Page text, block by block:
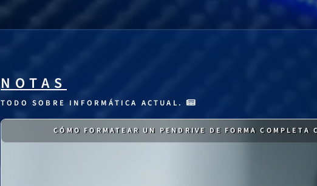
NOTAS
TODO SOBRE INFORMÁTICA ACTUAL.
CÓMO FORMATEAR UN PENDRIVE DE FORMA COMPLETA